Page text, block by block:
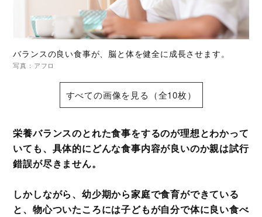
バランスの良い食事が、脳と体を健全に成長させます。
写真：アフロ
すべての画像を見る（全10枚）
栄養バランスのとれた食事をするのが理想とわかって
いても、具体的にどんな食事内容が良いのか親は試行
錯誤が尽きません。
しかしながら、幼少期から家庭で食育ができている
と、物心ついたころには子どもが自分で体に良い食べ